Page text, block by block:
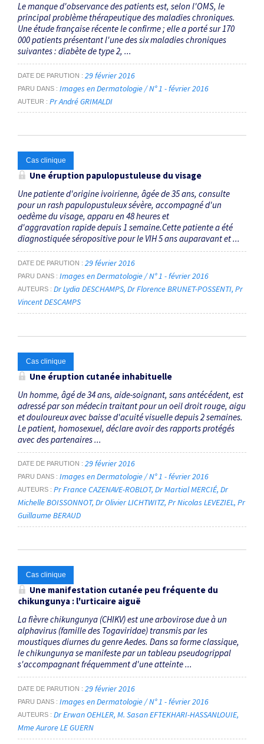
Le manque d'observance des patients est, selon l'OMS, le
principal problème thérapeutique des maladies chroniques.
Une étude française récente le confirme ; elle a porté sur 170
000 patients présentant l'une des six maladies chroniques
suivantes : diabète de type 2, ...
DATE DE PARUTION 29 février 2016
PARU DANS Images en Dermatologie / N° 1 - février 2016
AUTEUR Pr André GRIMALDI
Cas clinique
Une éruption papulopustuleuse du visage
Une patiente d'origine ivoirienne, âgée de 35 ans, consulte
pour un rash papulopustuleux sévère, accompagné d'un
oedème du visage, apparu en 48 heures et
d'aggravation rapide depuis 1 semaine.Cette patiente a été
diagnostiquée séropositive pour le VIH 5 ans auparavant et ...
DATE DE PARUTION 29 février 2016
PARU DANS Images en Dermatologie / N° 1 - février 2016
AUTEURS Dr Lydia DESCHAMPS Dr Florence BRUNET-POSSENTI Pr
Vincent DESCAMPS
Cas clinique
Une éruption cutanée inhabituelle
Un homme, âgé de 34 ans, aide-soignant, sans antécédent, est
adressé par son médecin traitant pour un oeil droit rouge, aigu
et douloureux avec baisse d'acuité visuelle depuis 2 semaines.
Le patient, homosexuel, déclare avoir des rapports protégés
avec des partenaires ...
DATE DE PARUTION 29 février 2016
PARU DANS Images en Dermatologie / N° 1 - février 2016
AUTEURS Pr France CAZENAVE-ROBLOT Dr Martial MERCIÉ Dr
Michelle BOISSONNOT Dr Olivier LICHTWITZ Pr Nicolas LEVEZIEL Pr
Guillaume BERAUD
Cas clinique
Une manifestation cutanée peu fréquente du
chikungunya : l'urticaire aiguë
La fièvre chikungunya (CHIKV) est une arbovirose due à un
alphavirus (famille des Togaviridae) transmis par les
moustiques diurnes du genre Aedes. Dans sa forme classique,
le chikungunya se manifeste par un tableau pseudogrippal
s'accompagnant fréquemment d'une atteinte ...
DATE DE PARUTION 29 février 2016
PARU DANS Images en Dermatologie / N° 1 - février 2016
AUTEURS Dr Erwan OEHLER M. Sasan EFTEKHARI-HASSANLOUIE
Mme Aurore LE GUERN